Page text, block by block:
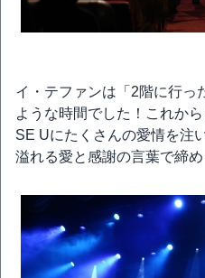
イ・テファンは「2階に行っ
ような時間でした！これか
SE Uにたくさんの愛情を注
溢れる愛と感謝の言葉で締め